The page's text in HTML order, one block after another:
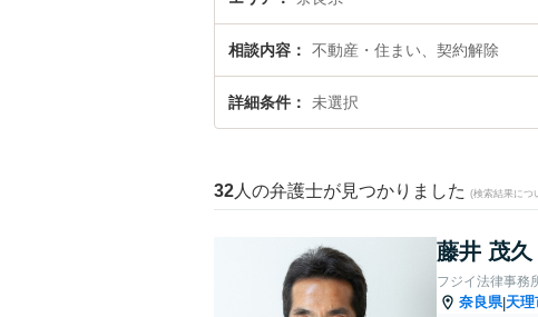
相談内容 不動産・住まい、契約解除
詳細条件 未選択
32 人の弁護士が見つかりました (検索結果につ
藤井 茂久
フジイ法律事務
奈良県|天理